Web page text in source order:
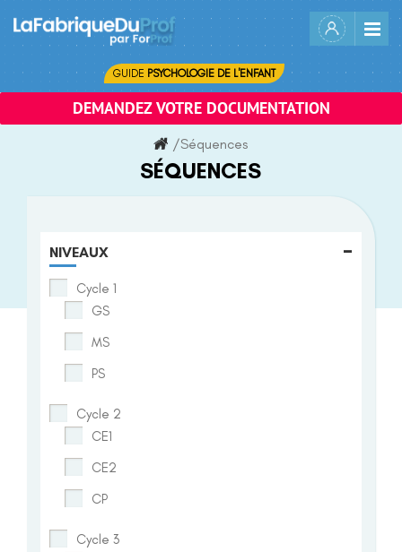
content
GUIDE PSYCHOLOGIE DE L'ENFANT
DEMANDEZ VOTRE DOCUMENTATION
/Séquences
SÉQUENCES
NIVEAUX -
Cycle 1
GS
MS
PS
Cycle 2
CE1
CE2
CP
Cycle 3